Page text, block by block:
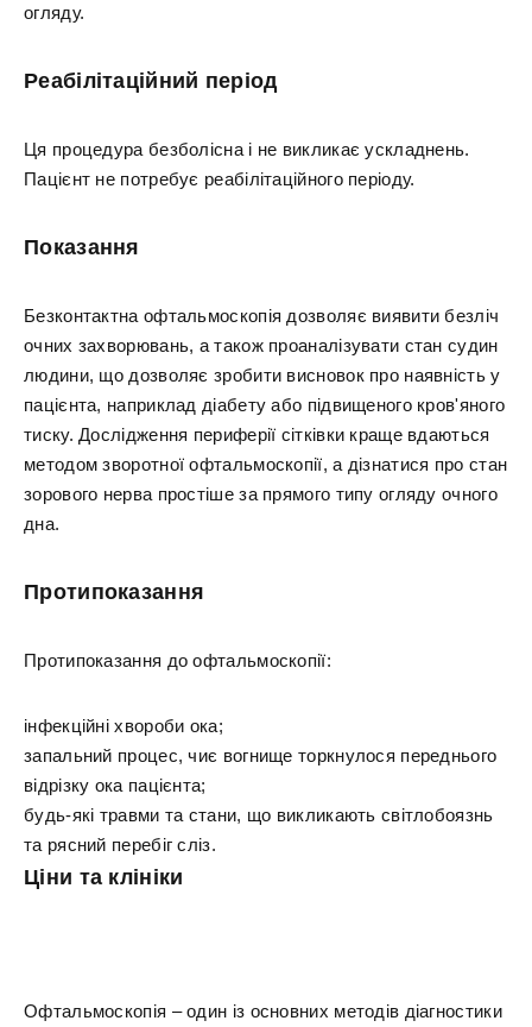
огляду.
Реабілітаційний період
Ця процедура безболісна і не викликає ускладнень.
Пацієнт не потребує реабілітаційного періоду.
Показання
Безконтактна офтальмоскопія дозволяє виявити безліч
очних захворювань, а також проаналізувати стан судин
людини, що дозволяє зробити висновок про наявність у
пацієнта, наприклад діабету або підвищеного кров'яного
тиску. Дослідження периферії сітківки краще вдаються
методом зворотної офтальмоскопії, а дізнатися про стан
зорового нерва простіше за прямого типу огляду очного
дна.
Протипоказання
Протипоказання до офтальмоскопії:
інфекційні хвороби ока;
запальний процес, чиє вогнище торкнулося переднього
відрізку ока пацієнта;
будь-які травми та стани, що викликають світлобоязнь
та рясний перебіг сліз.
Ціни та клініки
Офтальмоскопія – один із основних методів діагностики